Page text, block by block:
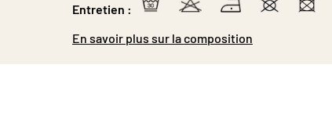
Entretien :
En savoir plus sur la composition